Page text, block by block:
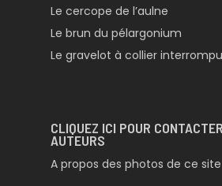
Le cercope de l’aulne
Le brun du pélargonium
Le gravelot à collier interrompu
CLIQUEZ ICI POUR
AUTEURS
A propos des photos de ce site